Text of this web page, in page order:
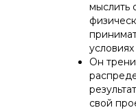
мыслить
Он
свой